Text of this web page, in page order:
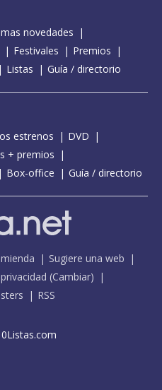
novedades
Festivales
Premios
Listas Guía / directorio
estrenos
DVD
+ premios
Box-office Guía / directorio
Sugiere una web
(Cambiar)
RSS